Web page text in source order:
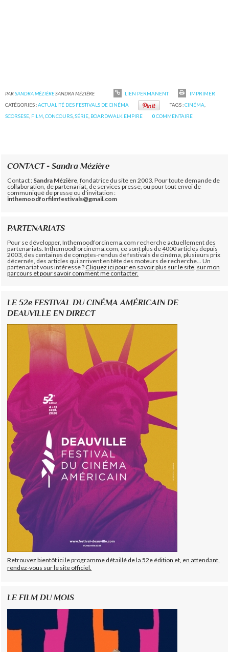
PARSANDRA MÉZIÈRESANDRA MÉZIÈRE LIEN PERMANENT
IMPRIMER
CATÉGORIES :ACTUALITÉ DES FESTIVALS DE CINÉMA TAGS :CINÉMA
SCORSESE FILM ,CONCOURS ,SÉRIE BOARDWALK EMPIRE 0COMMENTAIRE
CONTACT - Sandra Mézière
Contact : Sandra Mézière , fondatrice du site en 2003. Pour toute demande de
collaboration, de partenariat, de services presse, ou pour tout envoi de
communiqué de presse ou d'invitation :
inthemoodforfilmfestivals@gmail.com
PARTENARIATS
Pour se développer, Inthemoodforcinema.com recherche actuellement des
partenariats. Inthemoodforcinema.com, ce sont plus de 4000 articles depuis
2003, des centaines de comptes-rendus de festivals de cinéma, plusieurs prix
décernés, des articles qui arrivent en tête des moteurs de recherche... Un
partenariat vous intéresse ?Cliquez ici pour en savoir plus sur le site, sur mon
parcours et pour savoir comment me contacter.
LE 52e FESTIVAL DU CINÉMA AMÉRICAIN DE
DEAUVILLE EN DIRECT
Retrouvez bientôt ici le programme détaillé de la 52e édition et, en attendant,
rendez-vous sur le site officiel.
LE FILM DU MOIS